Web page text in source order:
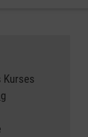
Kurses